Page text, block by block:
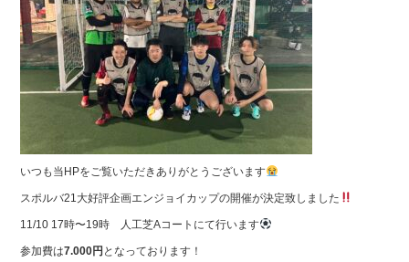
いつも当HPをご覧いただきありがとうございます
スポルバ21大好評企画エンジョイカップの開催が決定致しました
11/10 17時〜19時 人工芝Aコートにて行います
参加費は7.000円 となっております！